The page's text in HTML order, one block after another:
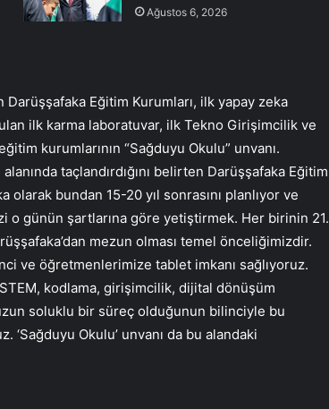
Ağustos 6, 2026
Darüşşafaka Eğitim Kurumları, ilk yapay zeka
ilk karma laboratuvar, ilk Tekno Girişimcilik ve
kurumlarının “Sağduyu Okulu” unvanı.
taçlandırdığını belirten Darüşşafaka Eğitim
olarak bundan 15-20 yıl sonrasını planlıyor ve
o günün şartlarına göre yetiştirmek. Her birinin 21.
mezun olması temel önceliğimizdir.
ve öğretmenlerimize tablet imkanı sağlıyoruz.
kodlama, girişimcilik, dijital dönüşüm
soluklu bir süreç olduğunun bilinciyle bu
‘Sağduyu Okulu’ unvanı da bu alandaki